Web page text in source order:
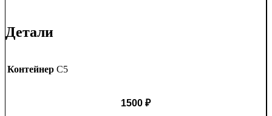
Детали
Контейнер C5
1500 ₽